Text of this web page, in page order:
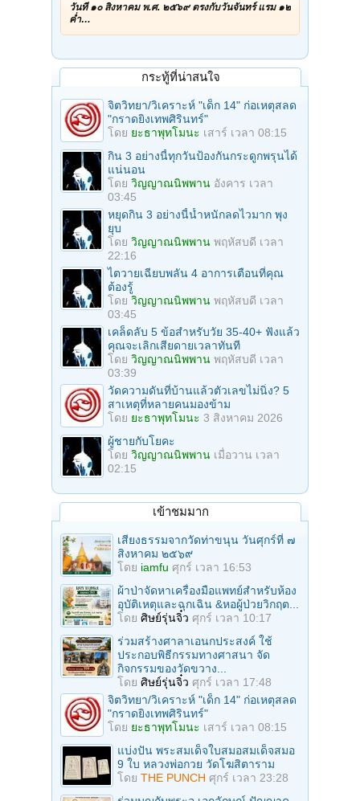
วันที่ ๑๐ สิงหาคม พ.ศ. ๒๕๖๙ ตรงกับวันจันทร์ แรม ๑๒
ค่ำ…
กระทู้ที่น่าสนใจ
จิตวิทยา/วิเคราะห์ "เด็ก 14" ก่อเหตุสลด
"กราดยิงเทพศิรินทร์"
โดย ยะธาพุทโมนะ เสาร์ เวลา 08:15
กิน 3 อย่างนี้ทุกวันป้องกันกระดูกพรุนได้
แน่นอน
โดย วิญญาณนิพพาน อังคาร เวลา
03:45
หยุดกิน 3 อย่างนี้น้ำหนักลดไวมาก พุง
ยุบ
โดย วิญญาณนิพพาน พฤหัสบดี เวลา
22:16
ไตวายเฉียบพลัน 4 อาการเตือนที่คุณ
ต้องรู้
โดย วิญญาณนิพพาน พฤหัสบดี เวลา
03:45
เคล็ดลับ 5 ข้อสำหรับวัย 35-40+ ฟังแล้ว
คุณจะเลิกเสียดายเวลาทันที
โดย วิญญาณนิพพาน พฤหัสบดี เวลา
03:39
วัดความดันที่บ้านแล้วตัวเลขไม่นิ่ง? 5
สาเหตุที่หลายคนมองข้าม
โดย ยะธาพุทโมนะ 3 สิงหาคม 2026
ผู้ชายกับโยคะ
โดย วิญญาณนิพพาน เมื่อวาน เวลา
02:15
เข้าชมมาก
เสียงธรรมจากวัดท่าขนุน วันศุกร์ที่ ๗
สิงหาคม ๒๕๖๙
โดย iamfu ศุกร์ เวลา 16:53
ผ้าป่าจัดหาเครื่องมือแพทย์สำหรับห้อง
อุบัติเหตุและฉุกเฉิน &หอผู้ป่วยวิกฤต...
โดย ศิษย์รุ่นจิ๋ว ศุกร์ เวลา 10:17
ร่วมสร้างศาลาเอนกประสงค์ ใช้
ประกอบพิธีกรรมทางศาสนา จัด
กิจกรรมของวัดขวาง...
โดย ศิษย์รุ่นจิ๋ว ศุกร์ เวลา 17:48
จิตวิทยา/วิเคราะห์ "เด็ก 14" ก่อเหตุสลด
"กราดยิงเทพศิรินทร์"
โดย ยะธาพุทโมนะ เสาร์ เวลา 08:15
แบ่งปัน พระสมเด็จใบสมอสมเด็จสมอ
9 ใบ หลวงพ่อกวย วัดโฆสิตาราม
โดย THE PUNCH ศุกร์ เวลา 23:28